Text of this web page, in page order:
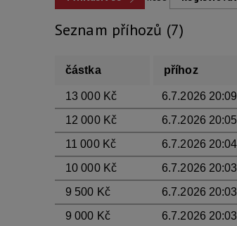
Seznam příhozů (7)
částka příhoz
13 000 Kč
6.7.2026
12 000 Kč
6.7.2026
11 000 Kč
6.7.2026
10 000 Kč
6.7.2026
9 500 Kč
6.7.2026
9 000 Kč
6.7.2026